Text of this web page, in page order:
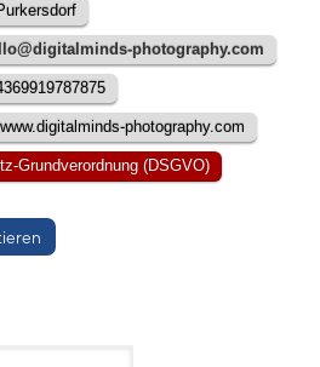
photography.com
photography.com
Grundverordnung (DSGVO)